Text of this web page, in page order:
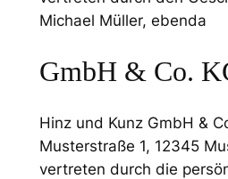
Michael Müller, ebenda
GmbH & Co.
Hinz und Kunz GmbH &
Musterstraße 1, 12345
vertreten durch die